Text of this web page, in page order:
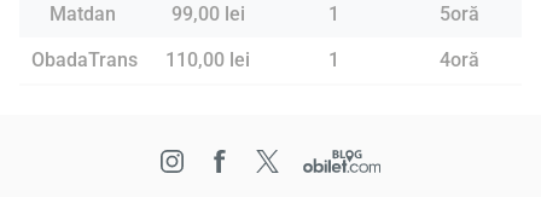
Matdan
99,00 lei 1
5oră
ObadaTrans
110,00 lei 1 4oră